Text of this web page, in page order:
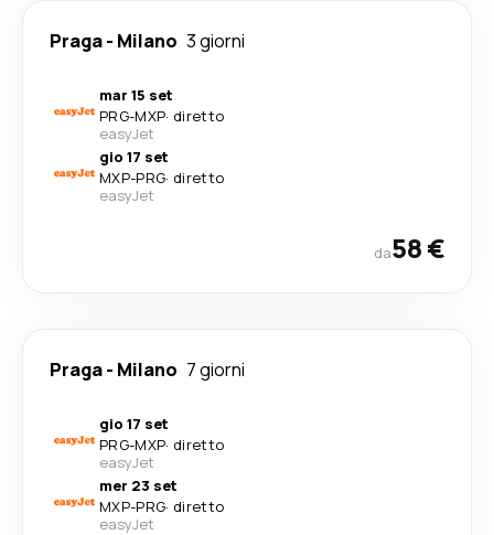
Praga- Milano 3 giorni
mar 15 set
PRG-MXP· diretto
easyJet
gio 17 set
MXP-PRG· diretto
easyJet
da58 €
Praga- Milano 7 giorni
gio 17 set
PRG-MXP· diretto
easyJet
mer 23 set
MXP-PRG· diretto
easyJet